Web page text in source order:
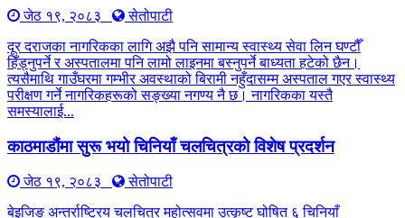
जेठ १९, २०८३
सेतोपाटी
दूर दराजका नागरिकका लागि अझै पनि सामान्य स्वास्थ्य सेवा लिन घण्टौँ
हिँड्नुपर्ने र अस्पतालमा पनि लामो लाइनमा बस्नुपर्ने बाध्यता हटेको छैन।
त्यसैमाथि गाउँघरमा गम्भीर अवस्थाको बिरामी नहुँदासम्म अस्पताल गएर स्वास्थ्य
परीक्षण गर्ने नागरिकहरूको सङ्ख्या नगण्य नै छ। नागरिकका यस्तै
समस्यालाई...
काठमाडौंमा सुरू भयो चिनियाँ चलचित्रको विशेष प्रदर्शन
जेठ १९, २०८३
सेतोपाटी
बेइजिङ अन्तर्राष्ट्रिय चलचित्र महोत्सवमा उत्कृष्ट घोषित ६ चिनियाँ